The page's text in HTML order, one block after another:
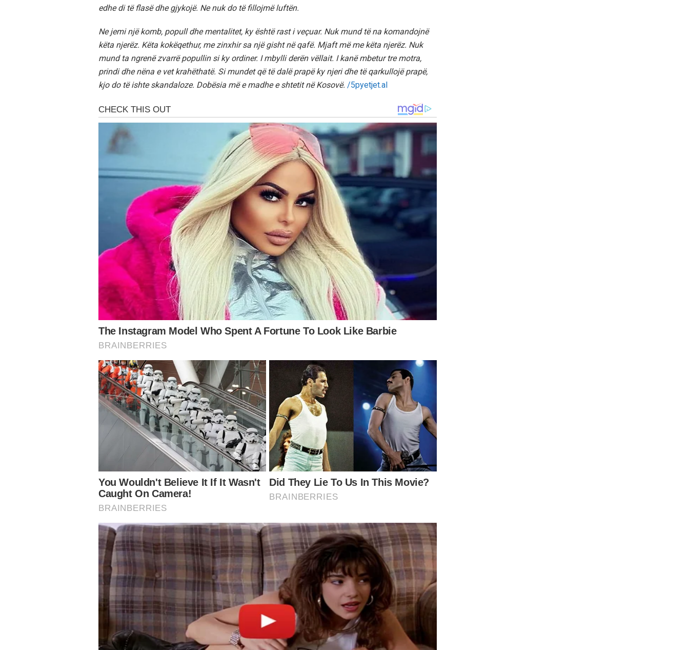
edhe di të flasë dhe gjykojë. Ne nuk do të fillojmë luftën.
Ne jemi një komb, popull dhe mentalitet, ky është rast i veçuar. Nuk mund të na komandojnë
këta njerëz. Këta kokëqethur, me zinxhir sa një gisht në qafë. Mjaft më me këta njerëz. Nuk
mund ta ngrenë zvarrë popullin si ky ordiner. I mbylli derën vëllait. I kanë mbetur tre motra,
prindi dhe nëna e vet krahëthatë. Si mundet që të dalë prapë ky njeri dhe të qarkullojë prapë,
kjo do të ishte skandaloze. Dobësia më e madhe e shtetit në Kosovë. /5pyetjet.al